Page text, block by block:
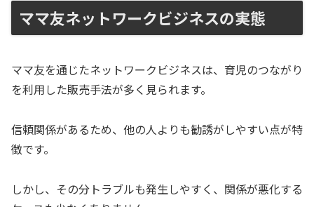
ママ友ネットワークビジネスの実態
ママ友を通じたネットワークビジネスは、育児のつながり
を利用した販売手法が多く見られます。
信頼関係があるため、他の人よりも勧誘がしやすい点が特
徴です。
しかし、その分トラブルも発生しやすく、関係が悪化する